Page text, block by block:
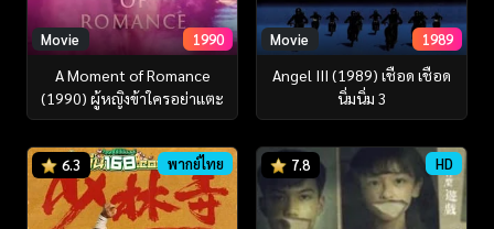
Movie 1990
A Moment of Romance
(1990) ผู้หญิงข้าใครอย่าแตะ
Movie 1989
Angel III (1989) เชือด เชือด
นิ่มนิ่ม 3
6.3 พากย์ไทย 7.8 HD